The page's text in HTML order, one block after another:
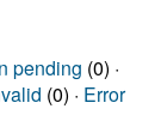
pending (0) ·
(0) · Error